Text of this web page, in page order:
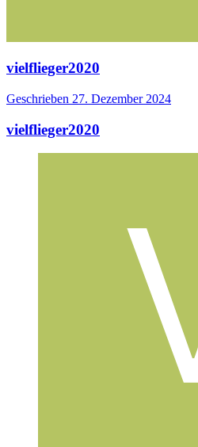
vielflieger2020
Geschrieben 27. Dezember 2024
vielflieger2020